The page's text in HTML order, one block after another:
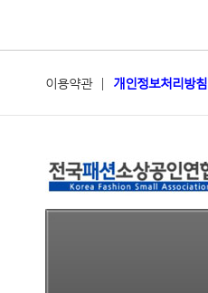
이용약관| 개인정보처리방침